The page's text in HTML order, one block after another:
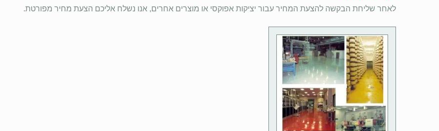
לאחר שליחת הבקשה להצעת המחיר עבור יציקות אפוקסי או מוצרים אחרים, אנו נשלח אליכם הצעת מחיר מפורטת.